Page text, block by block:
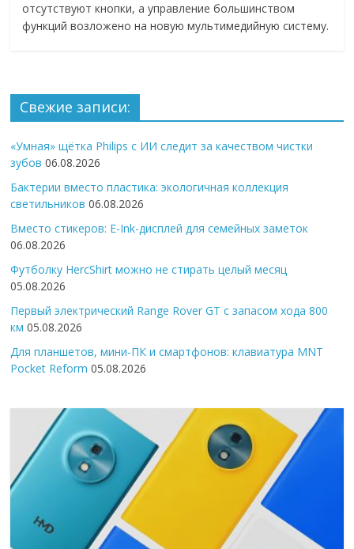
отсутствуют кнопки, а управление большинством
функций возложено на новую мультимедийную систему.
Свежие записи:
«Умная» щётка Philips с ИИ следит за качеством чистки
зубов 06.08.2026
Бактерии вместо пластика: экологичная коллекция
светильников 06.08.2026
Вместо стикеров: E-Ink-дисплей для семейных заметок
06.08.2026
Футболку HercShirt можно не стирать целый месяц
05.08.2026
Первый электрический Range Rover GT с запасом хода 800
км 05.08.2026
Для планшетов, мини-ПК и смартфонов: клавиатура MNT
Pocket Reform 05.08.2026